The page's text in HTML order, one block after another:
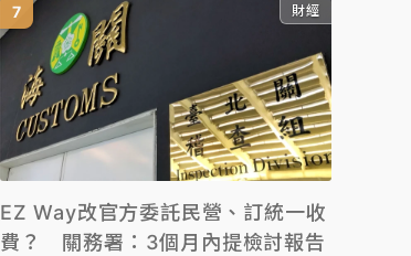
財經
EZ Way改官方委託民營、訂統一收
費？ 關務署：3個月內提檢討報告